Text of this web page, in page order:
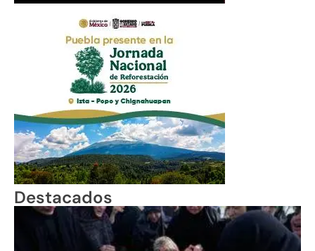
Destacados